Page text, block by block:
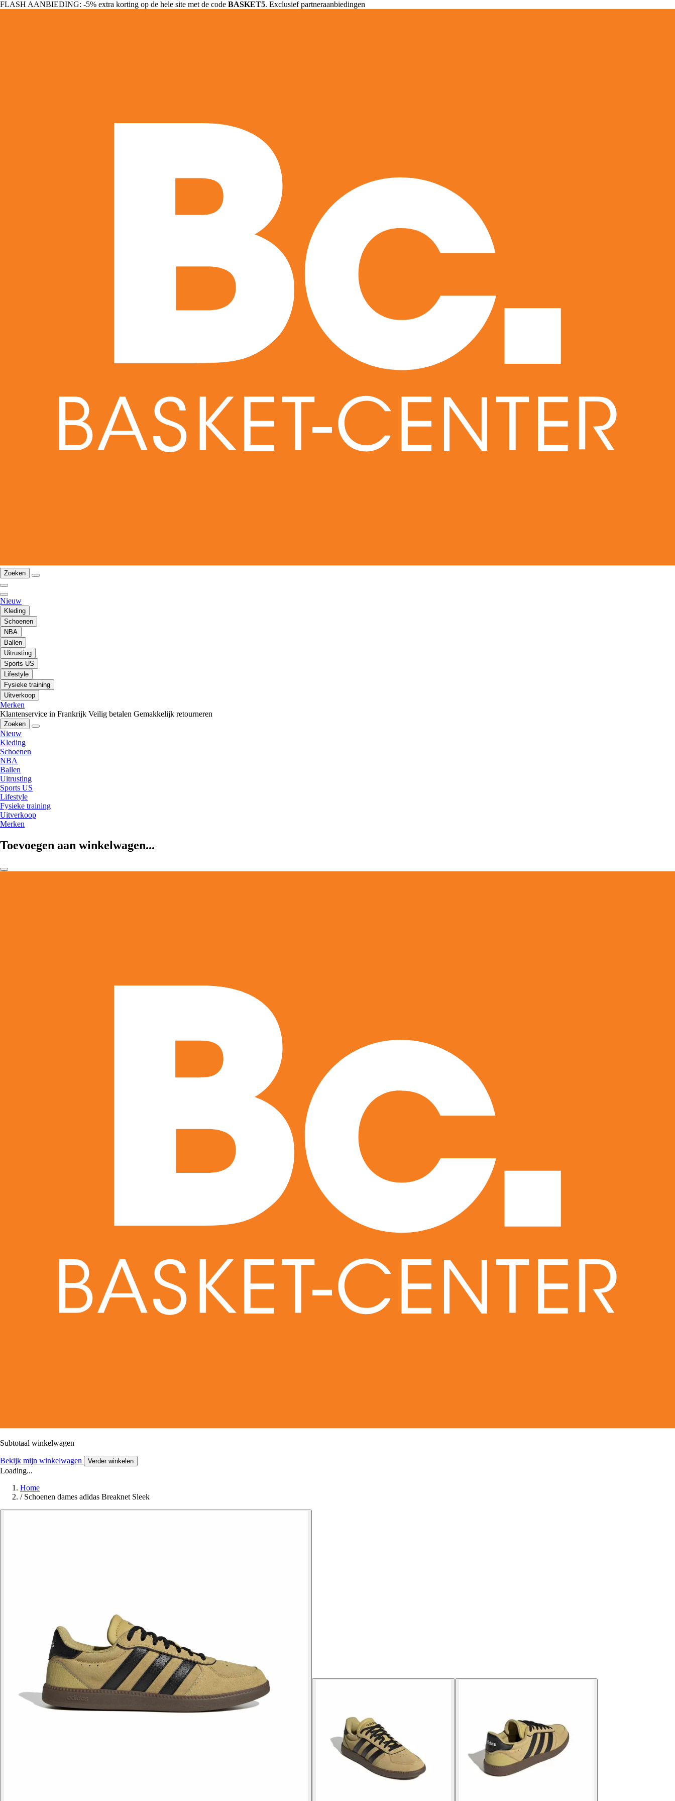
FLASH AANBIEDING: -5% extra korting op de hele site met de code BASKET5. Exclusief partneraanbiedingen
Zoeken
Nieuw
Kleding
Schoenen
NBA
Ballen
Uitrusting
Sports US
Lifestyle
Fysieke training
Uitverkoop
Merken
Klantenservice in Frankrijk Veilig betalen Gemakkelijk retourneren
Zoeken
Nieuw
Kleding
Schoenen
NBA
Ballen
Uitrusting
Sports US
Lifestyle
Fysieke training
Uitverkoop
Merken
Toevoegen aan winkelwagen...
Subtotaal winkelwagen
Bekijk mijn winkelwagen Verder winkelen
Loading...
Home
/ Schoenen dames adidas Breaknet Sleek